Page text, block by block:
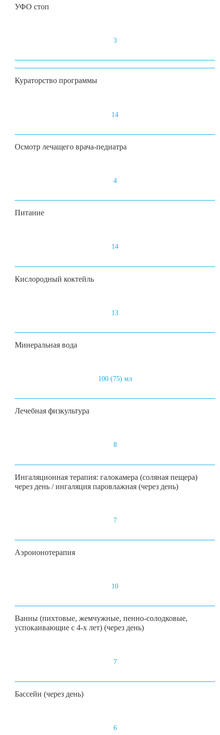
УФО стоп
3
Кураторство программы
14
Осмотр лечащего врача-педиатра
4
Питание
14
Кислородный коктейль
13
Минеральная вода
100 (75) мл
Лечебная физкультура
8
Ингаляционная терапия: галокамера (соляная пещера)
через день / ингаляция паровлажная (через день)
7
Аэроионотерапия
10
Ванны (пихтовые, жемчужные, пенно-солодковые,
успокаивающие с 4-х лет) (через день)
7
Бассейн (через день)
6